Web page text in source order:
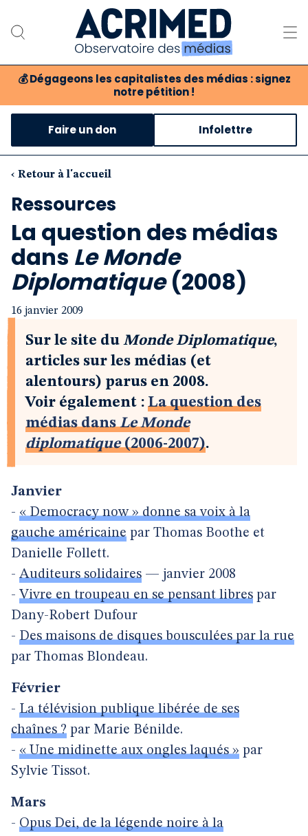
💰 Dégageons les capitalistes des médias : signez
notre pétition !
Notre association
Notre critique des médias
Nos propositions
Boutique
Faire un don Infolettre
‹ Retour à l'accueil
Ressources
La question des médias
dans Le Monde
Diplomatique(2008)
16 janvier 2009
Sur le site du Monde Diplomatique,
articles sur les médias (et
alentours) parus en 2008.
Voir également : La question des
médias dansLe Monde
diplomatique(2006-2007).
Janvier
- « Democracy now » donne sa voix à la
gauche américaine par Thomas Boothe et
Danielle Follett.
- Auditeurs solidaires — janvier 2008
- Vivre en troupeau en se pensant libres par
Dany-Robert Dufour
- Des maisons de disques bousculées par la rue
par Thomas Blondeau.
Février
- La télévision publique libérée de ses
chaînes ? par Marie Bénilde.
- « Une midinette aux ongles laqués » par
Sylvie Tissot.
Mars
- Opus Dei, de la légende noire à la